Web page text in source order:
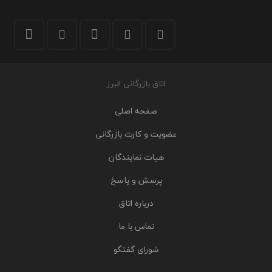
اتاق بازرگانی البرز
صفحه اصلی
عضویت و کارت بازرگانی
هیات نمایندگان
پرسش و پاسخ
درباره اتاق
تماس با ما
شورای گفتگو